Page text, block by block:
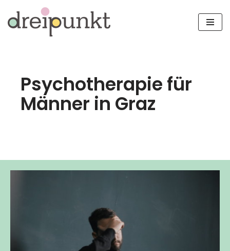
Zum
Psychotherapie für
Männer in Graz